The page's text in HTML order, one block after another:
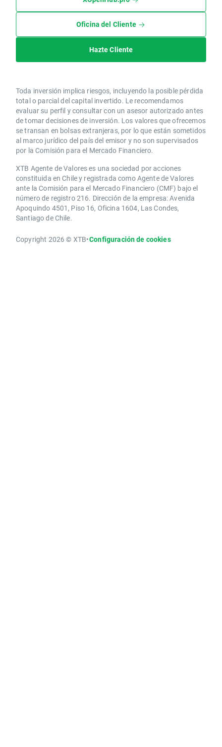
Oficina del Cliente
Hazte Cliente
Toda inversión implica riesgos, incluyendo la posible pérdida
total o parcial del capital invertido. Le recomendamos
evaluar su perfil y consultar con un asesor autorizado antes
de tomar decisiones de inversión. Los valores que ofrecemos
se transan en bolsas extranjeras, por lo que están sometidos
al marco jurídico del país del emisor y no son supervisados
por la Comisión para el Mercado Financiero.
XTB Agente de Valores es una sociedad por acciones
constituida en Chile y registrada como Agente de Valores
ante la Comisión para el Mercado Financiero (CMF) bajo el
número de registro 216. Dirección de la empresa: Avenida
Apoquindo 4501, Piso 16, Oficina 1604, Las Condes,
Santiago de Chile.
Copyright 2026 © XTB•Configuración de cookies